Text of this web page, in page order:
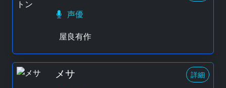
声優
屋良有作
メサ 詳細